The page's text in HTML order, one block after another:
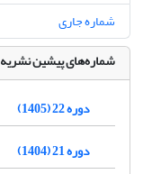
شماره جاری
شماره‌های پیشین نشریه
دوره 22 (1405)
دوره 21 (1404)